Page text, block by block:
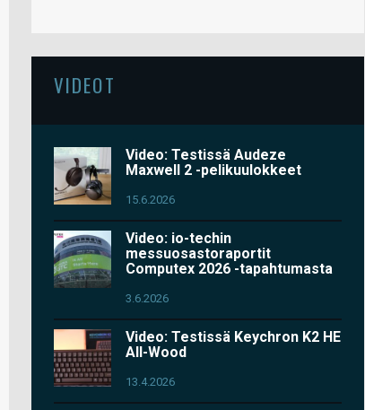
VIDEOT
Video: Testissä Audeze
Maxwell 2 -pelikuulokkeet
15.6.2026
Video: io-techin
messuosastoraportit
Computex 2026 -tapahtumasta
3.6.2026
Video: Testissä Keychron K2 HE
All-Wood
13.4.2026